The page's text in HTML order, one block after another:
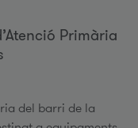
Primària
del barri de la